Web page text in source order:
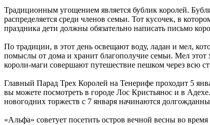
Традиционным угощением является бублик королей.
распределяется среди членов семьи. Тот кусочек, в
праздника дети должны обязательно написать письмо
По традиции, в этот день освещают воду, ладан и мел,
помыслы от дома и хранит благополучие семьи. Мел
короли-маги совершают путешествие пешком через всю
Главный Парад Трех Королей на Тенерифе проходит 5
вы можете посмотреть в городе Лос Кристьянос и в
новогодних торжеств с 7 января начинаются
«Альфа» советует посетить остров вечной весны во